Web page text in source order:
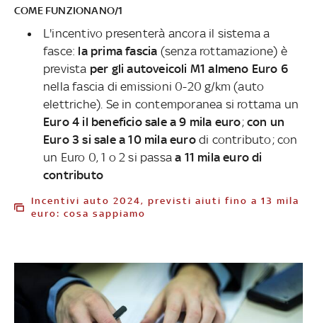
COME FUNZIONANO/1
L'incentivo presenterà ancora il sistema a
fasce: la prima fascia (senza rottamazione) è
prevista per gli autoveicoli M1 almeno Euro 6
nella fascia di emissioni 0-20 g/km (auto
elettriche). Se in contemporanea si rottama un
Euro 4 il beneficio sale a 9 mila euro; con un
Euro 3 si sale a 10 mila eurodi contributo; con
un Euro 0, 1 o 2 si passaa 11 mila euro di
contributo
Incentivi auto 2024, previsti aiuti fino a 13 mila
euro: cosa sappiamo